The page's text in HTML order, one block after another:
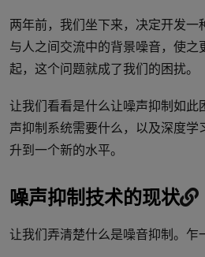
两年前，我们坐下来，决定开发一
与人之间交流中的背景噪音，使
起，这个问题就成了我们的困扰。
让我们看看是什么让噪声抑制如此
声抑制系统需要什么，以及深度学
升到一个新的水平。
噪声抑制技术的现状
让我们弄清楚什么是噪音抑制。乍